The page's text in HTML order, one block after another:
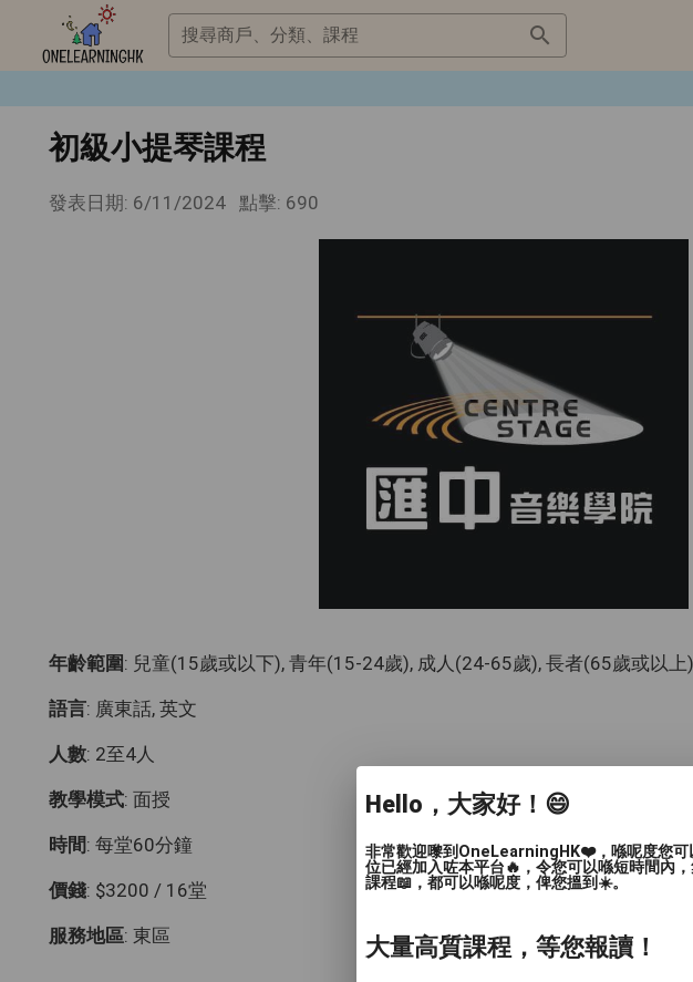
搜尋商戶、分類、課程
初級小提琴課程
發表日期: 6/11/2024 點擊: 690
年齡範圍: 兒童(15歲或以下), 青年(15-24歲), 成人(24-65歲), 長者(65歲或以上)
語言: 廣東話, 英文
人數: 2至4人
教學模式: 面授
時間: 每堂60分鐘
價錢: $3200 / 16堂
服務地區: 東區
Hello，大家好！😄
非常歡迎嚟到OneLearningHK❤️，喺呢度您可
位已經加入咗本平台🔥，令您可以喺短時間內
課程📖，都可以喺呢度，俾您搵到☀️。
大量高質課程，等您報讀！